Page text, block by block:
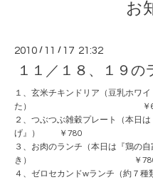
お
2010 / 11 / 17 21:32
１１／１８、１９の
１、玄米チキンドリア（豆乳ホワ
た） ￥
２、つぶつぶ雑穀プレート（本日
げ』） ￥780
３、お肉のランチ（本日は『鶏の
き） ￥
４、ゼロセカンドwランチ（約７種